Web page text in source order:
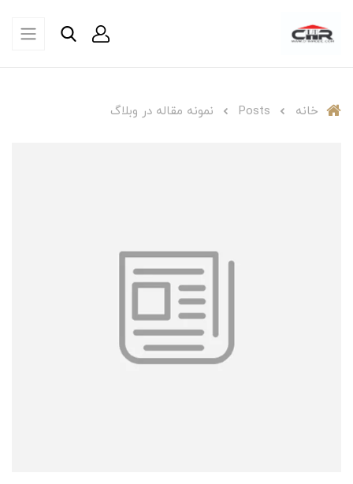
خانه Posts نمونه مقاله در وبلاگ